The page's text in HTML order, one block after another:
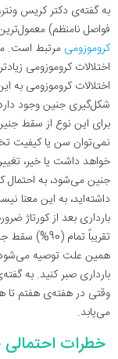
به گفته‌ی دکتر کریس
فواصل نامنظم)
کروموزومی مرتبط است.
اختلالات کروموزومی به
شکل‌گیری جنین وجود
برای این نوع از سقط
نمی‌توان سن یا کیفیت
خواهد داشت یا خیر،
جنین می‌شود، به
داشته‌اید، به این معنا
بارداری بعد از کورتاژ
تقریباً
همین علت توصیه می‌شود
بارداری صبر کنید. به
می‌یابد.
خطرات